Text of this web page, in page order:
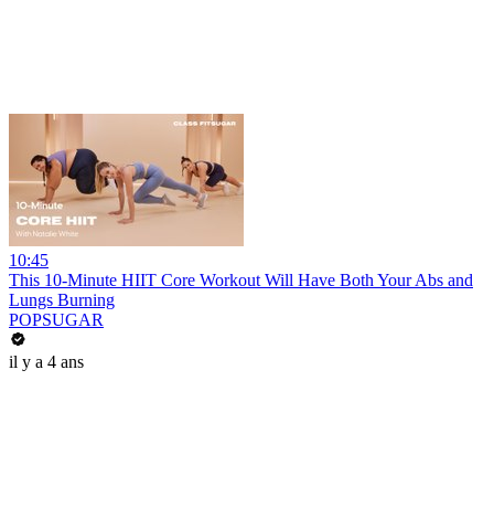
10:45
This 10-Minute HIIT Core Workout Will Have Both Your Abs and
Lungs Burning
POPSUGAR
il y a 4 ans